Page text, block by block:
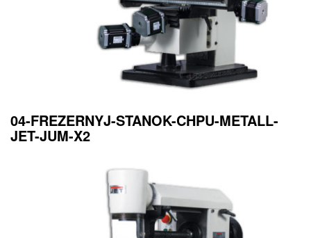
04-FREZERNYJ-STANOK-CHPU-METALL-
JET-JUM-X2